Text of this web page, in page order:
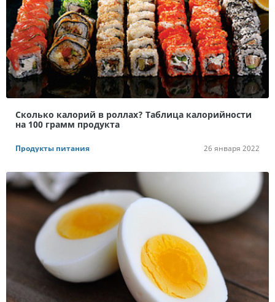
Сколько калорий в роллах? Таблица калорийности
на 100 грамм продукта
Продукты питания 26 января 2022